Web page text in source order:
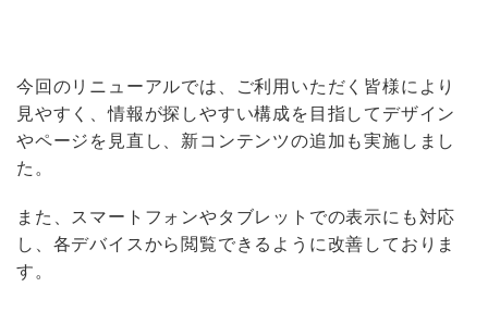
今回のリニューアルでは、ご利用いただく皆様により
見やすく、情報が探しやすい構成を目指してデザイン
やページを見直し、新コンテンツの追加も実施しまし
た。
また、スマートフォンやタブレットでの表示にも対応
し、各デバイスから閲覧できるように改善しておりま
す。